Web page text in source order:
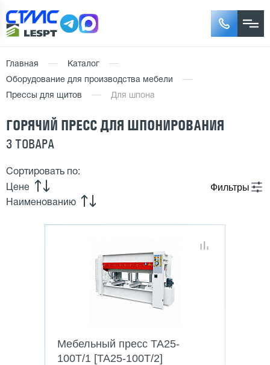
Главная
Каталог
Оборудование для производства мебели
Прессы для щитов
Для шпона
ГОРЯЧИЙ ПРЕСС ДЛЯ ШПОНИРОВАНИЯ
3 ТОВАРА
Фильтры
Сортировать по:
Цене
Наименованию
Мебельный пресс TA25-
100T/1 [TA25-100T/2]